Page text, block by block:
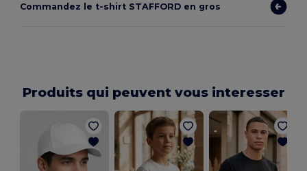
Commandez le t-shirt STAFFORD en gros
Produits qui peuvent vous interesser